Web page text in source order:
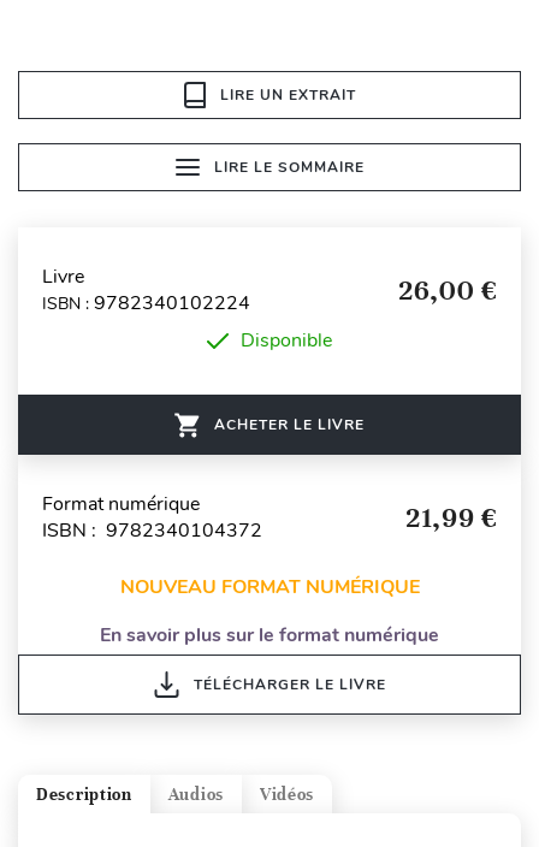
LIRE UN EXTRAIT
LIRE LE SOMMAIRE
Livre
ISBN : 9782340102224 26,00 €
Disponible
ACHETER LE LIVRE
Format numérique
ISBN : 9782340104372
21,99 €
NOUVEAU FORMAT NUMÉRIQUE
En savoir plus sur le format numérique
TÉLÉCHARGER LE LIVRE
Vidéos
Audios
Description